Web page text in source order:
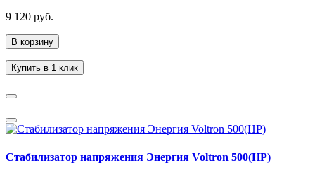
9 120 руб.
В корзину
Купить в 1 клик
Стабилизатор напряжения Энергия Voltron 500(HP)